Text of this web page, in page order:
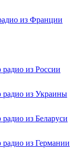
из Франции
из России
радио из Украины
из Беларуси
из Германии